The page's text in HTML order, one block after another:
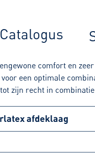
Catalogus
comfort en
een optimale
zijn recht in
afdeklaag